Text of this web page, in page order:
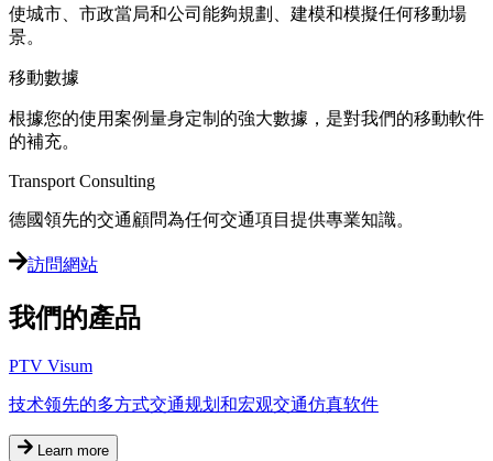
使城市、市政當局和公司能夠規劃、建模和模擬任何移動場
景。
移動數據
根據您的使用案例量身定制的強大數據，是對我們的移動軟件
的補充。
Transport Consulting
德國領先的交通顧問為任何交通項目提供專業知識。
訪問網站
我們的產品
PTV Visum
技术领先的多方式交通规划和宏观交通仿真软件
Learn more